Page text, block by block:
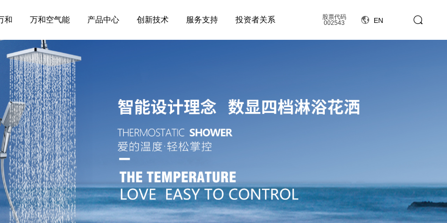
和 万和空气能 产品中心 创新技术 服务支持 投资者关系
股票代码
002543
EN